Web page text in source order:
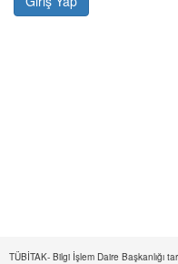
TÜBİTAK- Bilgi İşlem Daire Başkanlığı